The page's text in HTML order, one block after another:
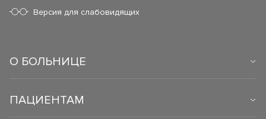
Версия для слабовидящих
О БОЛЬНИЦЕ
ПАЦИЕНТАМ